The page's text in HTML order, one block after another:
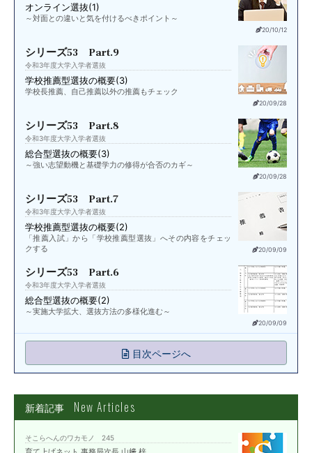
20/10/12
オンライン選抜(1)
～対面との違いと気を付けるべきポイント～
20/09/28
シリーズ53 Part.9
令和3年度大学入学者選抜
学校推薦型選抜の概要(3)
学校長推薦、自己推薦以外の推薦もチェック
20/09/28
シリーズ53 Part.8
令和3年度大学入学者選抜
総合型選抜の概要(3)
～強い志望動機と基礎学力の修得が合否のカギ～
20/09/09
シリーズ53 Part.7
令和3年度大学入学者選抜
学校推薦型選抜の概要(2)
「推薦入試」から「学校推薦型選抜」へその内容をチェッ
クする
20/09/09
シリーズ53 Part.6
令和3年度大学入学者選抜
総合型選抜の概要(2)
～実施大学拡大、選抜方法の多様化進む～
目次ページへ
新着記事 New Articles
そこらへんのワカモノ 245